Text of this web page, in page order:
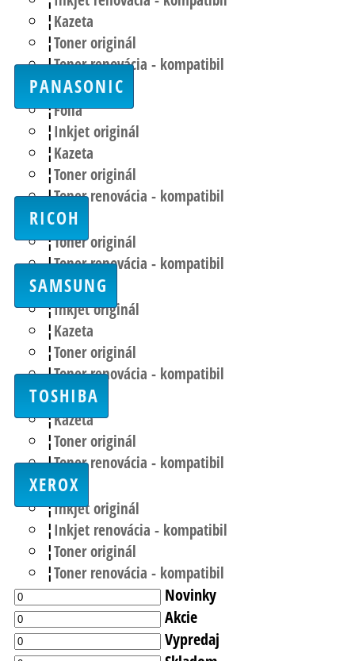
Kazeta
Toner originál
Toner renovácia - kompatibil
PANASONIC
Fólia
Inkjet originál
Kazeta
Toner originál
Toner renovácia - kompatibil
RICOH
Toner originál
Toner renovácia - kompatibil
SAMSUNG
Inkjet originál
Kazeta
Toner originál
Toner renovácia - kompatibil
TOSHIBA
Kazeta
Toner originál
Toner renovácia - kompatibil
XEROX
Inkjet originál
Inkjet renovácia - kompatibil
Toner originál
Toner renovácia - kompatibil
Novinky
Akcie
Vypredaj